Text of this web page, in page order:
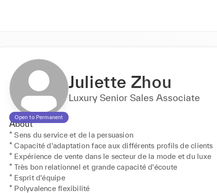
Open to Permanent
Juliette Zhou
Luxury Senior Sales Associate
About
* Sens du service et de la persuasion
* Capacité d'adaptation face aux différents profils de clients
* Expérience de vente dans le secteur de la mode et du luxe
* Très bon relationnel et grande capacité d'écoute
* Esprit d'équipe
* Polyvalence flexibilité